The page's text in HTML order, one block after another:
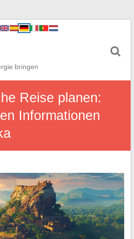
bringen
Reise planen:
Informationen